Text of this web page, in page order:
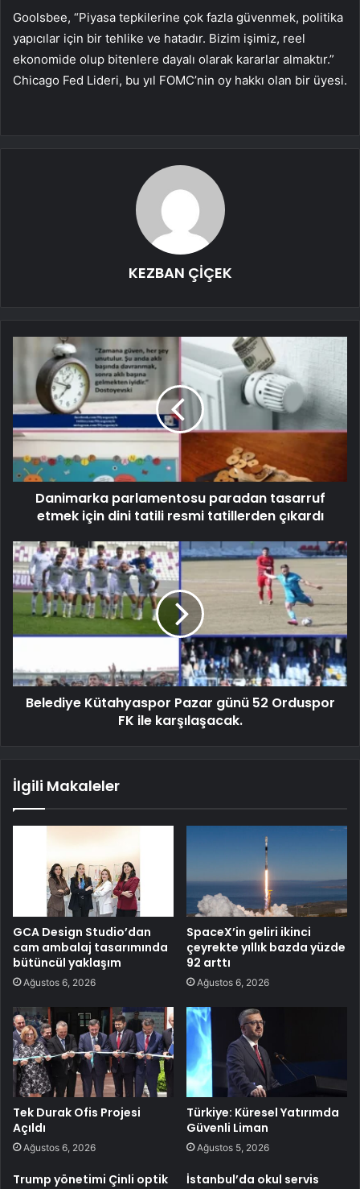
Goolsbee, “Piyasa tepkilerine çok fazla güvenmek, politika
yapıcılar için bir tehlike ve hatadır. Bizim işimiz, reel
ekonomide olup bitenlere dayalı olarak kararlar almaktır.”
Chicago Fed Lideri, bu yıl FOMC’nin oy hakkı olan bir üyesi.
KEZBAN ÇİÇEK
Danimarka parlamentosu paradan tasarruf
etmek için dini tatili resmi tatillerden çıkardı
Belediye Kütahyaspor Pazar günü 52 Orduspor
FK ile karşılaşacak.
İlgili Makaleler
GCA Design Studio’dan
cam ambalaj tasarımında
bütüncül yaklaşım
Ağustos 6, 2026
SpaceX’in geliri ikinci
çeyrekte yıllık bazda yüzde
92 arttı
Ağustos 6, 2026
Tek Durak Ofis Projesi
Açıldı
Ağustos 6, 2026
Türkiye: Küresel Yatırımda
Güvenli Liman
Ağustos 5, 2026
Trump yönetimi Çinli optik
İstanbul’da okul servis